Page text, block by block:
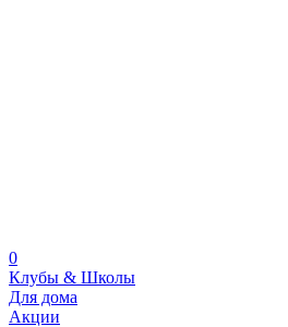
0
Клубы & Школы
Для дома
Акции